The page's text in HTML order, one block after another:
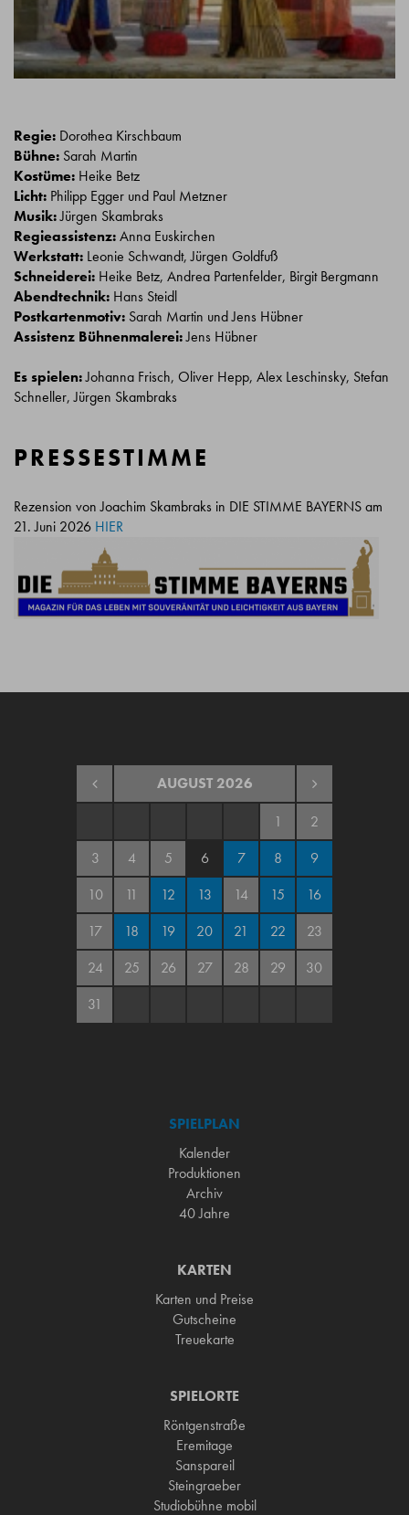
Regie: Dorothea Kirschbaum
Bühne: Sarah Martin
Kostüme: Heike Betz
Licht: Philipp Egger und Paul Metzner
Musik:Jürgen Skambraks
Regieassistenz:Anna Euskirchen
Werkstatt: Leonie Schwandt, Jürgen Goldfuß
Schneiderei: Heike Betz, Andrea Partenfelder, Birgit Bergmann
Abendtechnik: Hans Steidl
Postkartenmotiv: Sarah Martin und Jens Hübner
Assistenz Bühnenmalerei:Jens Hübner
Es spielen:Johanna Frisch, Oliver Hepp, Alex Leschinsky, Stefan
Schneller, Jürgen Skambraks
PRESSESTIMME
Rezension von Joachim Skambraks in DIE STIMME BAYERNS am
21. Juni 2026 HIER
AUGUST 2026
1
2
3
4 5 6 7 8
9
10
11 12 13 14 15
16
17
18 19 20 21 22
23
24
25 26 27 28 29
30
31
SPIELPLAN
Kalender
Produktionen
Archiv
40 Jahre
KARTEN
Karten und Preise
Gutscheine
Treuekarte
SPIELORTE
Röntgenstraße
Eremitage
Sanspareil
Steingraeber
Studiobühne mobil